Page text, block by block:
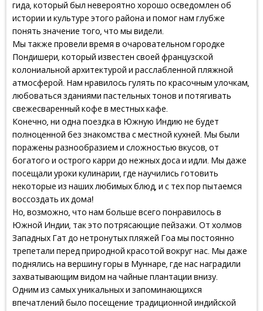
гида, который был невероятно хорошо осведомлен об
истории и культуре этого района и помог нам глубже
понять значение того, что мы видели.
Мы также провели время в очаровательном городке
Пондишери, который известен своей французской
колониальной архитектурой и расслабленной пляжной
атмосферой. Нам нравилось гулять по красочным улочкам,
любоваться зданиями пастельных тонов и потягивать
свежесваренный кофе в местных кафе.
Конечно, ни одна поездка в Южную Индию не будет
полноценной без знакомства с местной кухней. Мы были
поражены разнообразием и сложностью вкусов, от
богатого и острого карри до нежных доса и идли. Мы даже
посещали уроки кулинарии, где научились готовить
некоторые из наших любимых блюд, и с тех пор пытаемся
воссоздать их дома!
Но, возможно, что нам больше всего понравилось в
Южной Индии, так это потрясающие пейзажи. От холмов
Западных Гат до нетронутых пляжей Гоа мы постоянно
трепетали перед природной красотой вокруг нас. Мы даже
поднялись на вершину горы в Муннаре, где нас наградили
захватывающим видом на чайные плантации внизу.
Одним из самых уникальных и запоминающихся
впечатлений было посещение традиционной индийской